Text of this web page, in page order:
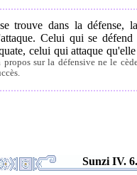
trouve dans la défense,
Celui qui se défend
celui qui attaque
propos sur la défensive ne le
Sunzi IV. 6.